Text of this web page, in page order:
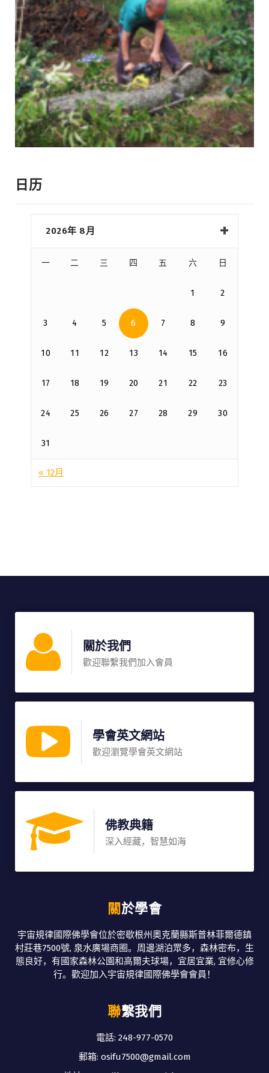
日历
2026年 8月
一 二 三 四 五 六 日
1 2
3 4 5 6 7 8 9
10 11 12 13 14 15 16
17 18 19 20 21 22 23
24 25 26 27 28 29 30
31
« 12月
關於我們
歡迎聯繫我們加入會員
學會英文網站
歡迎瀏覽學會英文網站
佛教典籍
深入經藏，智慧如海
關於學會
宇宙規律國際佛學會位於密歇根州奧克蘭縣斯普林菲爾德鎮
村莊巷7500號, 泉水廣場商圈。周邊湖泊眾多，森林密布，生
態良好，有國家森林公園和高爾夫球場，宜居宜業, 宜修心修
行。歡迎加入宇宙規律國際佛學會會員！
聯繫我們
電話: 248-977-0570
郵箱: osifu7500@gmail.com